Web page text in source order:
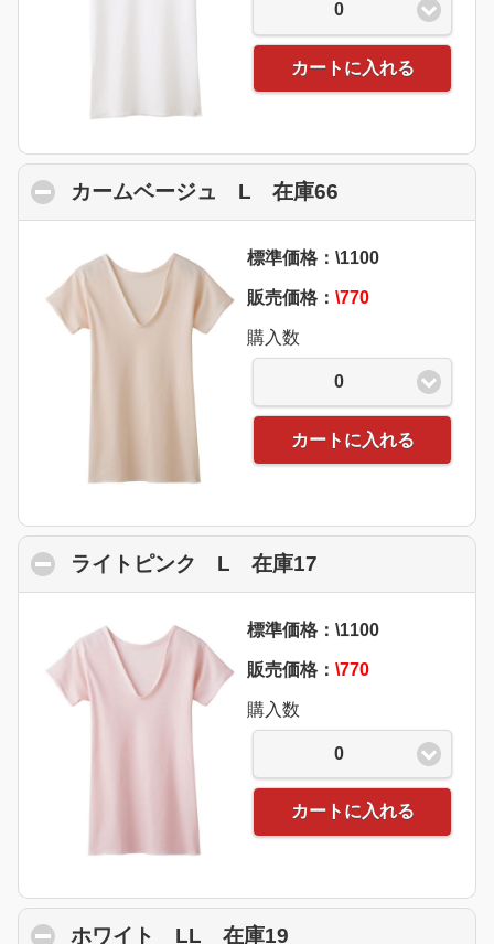
0
カートに入れる
カームベージュ L 在庫66
標準価格：\1100
販売価格： \770
購入数
0
カートに入れる
ライトピンク L 在庫17
標準価格：\1100
販売価格： \770
購入数
0
カートに入れる
ホワイト LL 在庫19